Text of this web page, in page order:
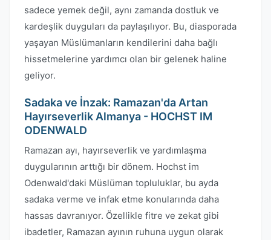
sadece yemek değil, aynı zamanda dostluk ve
kardeşlik duyguları da paylaşılıyor. Bu, diasporada
yaşayan Müslümanların kendilerini daha bağlı
hissetmelerine yardımcı olan bir gelenek haline
geliyor.
Sadaka ve İnzak: Ramazan'da Artan
Hayırseverlik Almanya - HOCHST IM
ODENWALD
Ramazan ayı, hayırseverlik ve yardımlaşma
duygularının arttığı bir dönem. Hochst im
Odenwald'daki Müslüman topluluklar, bu ayda
sadaka verme ve infak etme konularında daha
hassas davranıyor. Özellikle fitre ve zekat gibi
ibadetler, Ramazan ayının ruhuna uygun olarak